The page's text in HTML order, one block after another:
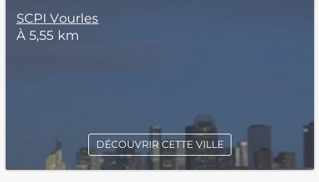
SCPI Vourles
À 5,55 km
DÉCOUVRIR CETTE VILLE